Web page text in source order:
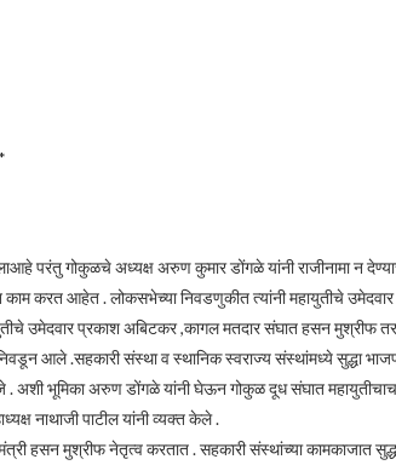
परंतु गोकुळचे अध्यक्ष अरुण कुमार डोंगळे यांनी राजीनामा न
काम करत आहेत . लोकसभेच्या निवडणुकीत त्यांनी महायुतीचे
उमेदवार प्रकाश अबिटकर ,कागल मतदार संघात हसन मुश्रीफ
आले .सहकारी संस्था व स्थानिक स्वराज्य संस्थांमध्ये सुद्धा
. अशी भूमिका अरुण डोंगळे यांनी घेऊन गोकुळ दूध संघात
नाथाजी पाटील यांनी व्यक्त केले .
हसन मुश्रीफ नेतृत्व करतात . सहकारी संस्थांच्या कामकाजात